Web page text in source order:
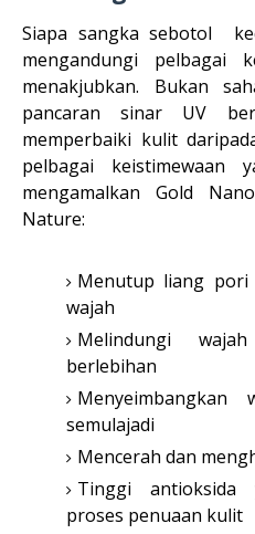
Siapa sangka sebotol
mengandungi pelbagai
menakjubkan. Bukan
pancaran sinar UV
memperbaiki kulit
pelbagai keistimewaan
mengamalkan Gold
Nature:
Menutup liang
wajah
Melindungi
berlebihan
semulajadi
Mencerah dan
Tinggi antioksida
proses penuaan kulit